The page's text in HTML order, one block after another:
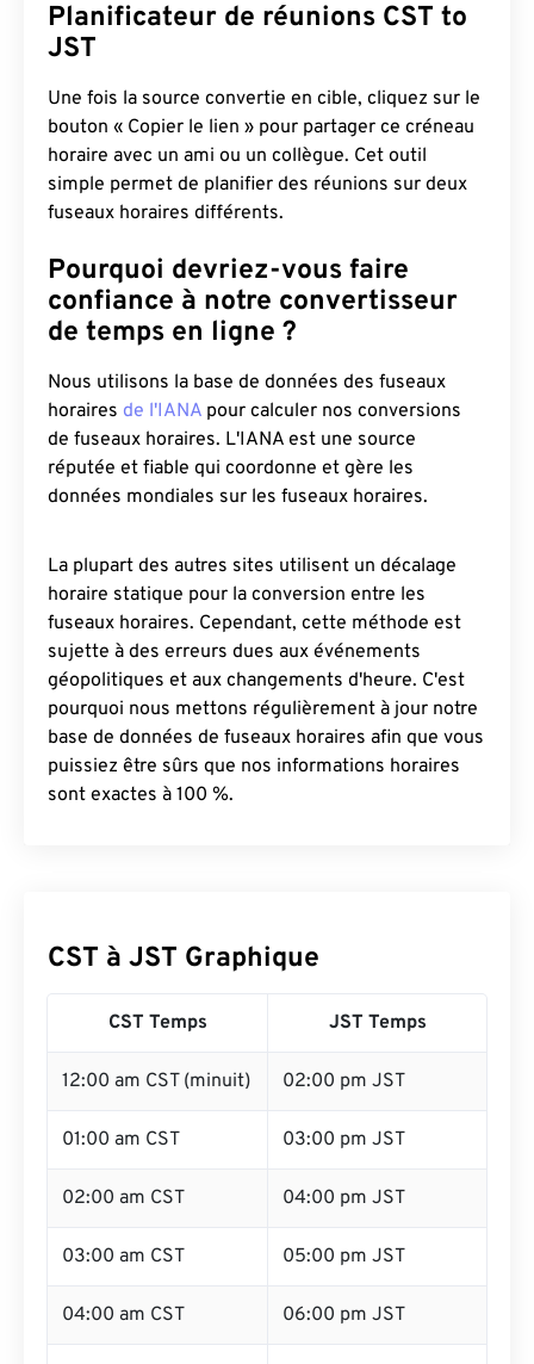
Planificateur de réunions CST to
JST
Une fois la source convertie en cible, cliquez sur le
bouton « Copier le lien » pour partager ce créneau
horaire avec un ami ou un collègue. Cet outil
simple permet de planifier des réunions sur deux
fuseaux horaires différents.
Pourquoi devriez-vous faire
confiance à notre convertisseur
de temps en ligne ?
Nous utilisons la base de données des fuseaux
horaires de l'IANA pour calculer nos conversions
de fuseaux horaires. L'IANA est une source
réputée et fiable qui coordonne et gère les
données mondiales sur les fuseaux horaires.
La plupart des autres sites utilisent un décalage
horaire statique pour la conversion entre les
fuseaux horaires. Cependant, cette méthode est
sujette à des erreurs dues aux événements
géopolitiques et aux changements d'heure. C'est
pourquoi nous mettons régulièrement à jour notre
base de données de fuseaux horaires afin que vous
puissiez être sûrs que nos informations horaires
sont exactes à 100 %.
CST à JST Graphique
CST Temps JST Temps
12:00 am CST (minuit) 02:00 pm JST
01:00 am CST 03:00 pm JST
02:00 am CST 04:00 pm JST
03:00 am CST 05:00 pm JST
04:00 am CST 06:00 pm JST